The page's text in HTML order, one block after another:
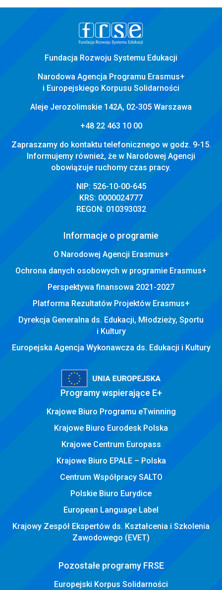
Fundacja Rozwoju Systemu Edukacji
Narodowa Agencja Programu Erasmus+
i Europejskiego Korpusu Solidarności
Aleje Jerozolimskie 142A, 02-305 Warszawa
+48 22 463 10 00
Zapraszamy do kontaktu telefonicznego w godz. 9-15.
Informujemy również, że w Narodowej Agencji
obowiązuje ruchomy czas pracy.
NIP: 526-10-00-645
KRS: 0000024777
REGON: 010393032
Informacje o programie
O Narodowej Agencji Erasmus+
Ochrona danych osobowych w programie Erasmus+
Perspektywa finansowa 2021-2027
Platforma Rezultatów Projektów Erasmus+
Dyrekcja Generalna ds. Edukacji, Młodzieży, Sportu
i Kultury
Europejska Agencja Wykonawcza ds. Edukacji i Kultury
Programy wspierające E+
Krajowe Biuro Programu eTwinning
Krajowe Biuro Eurodesk Polska
Krajowe Centrum Europass
Krajowe Biuro EPALE – Polska
Centrum Współpracy SALTO
Polskie Biuro Eurydice
European Language Label
Krajowy Zespół Ekspertów ds. Kształcenia i Szkolenia
Zawodowego (EVET)
Pozostałe programy FRSE
Europejski Korpus Solidarności